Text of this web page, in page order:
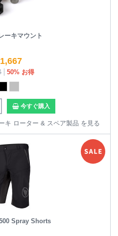
ーキマウント
1,667
50% お得
今すぐ購入
キ ローター & スペア製品 を見る
Spray Shorts